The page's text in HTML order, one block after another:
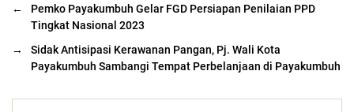
←
Pemko Payakumbuh Gelar FGD Persiapan Penilaian PPD
Tingkat Nasional 2023
→
Sidak Antisipasi Kerawanan Pangan, Pj. Wali Kota
Payakumbuh Sambangi Tempat Perbelanjaan di Payakumbuh